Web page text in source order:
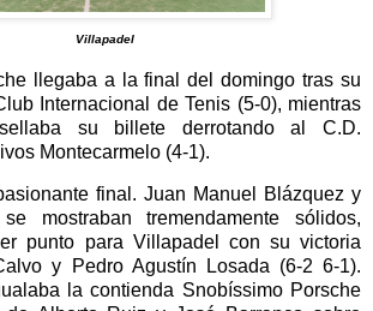
Villapadel
llegaba a la final del domingo tras su
Internacional de Tenis (5-0), mientras
su billete derrotando al C.D.
Montecarmelo (4-1).
final. Juan Manuel Blázquez y
mostraban tremendamente sólidos,
punto para Villapadel con su victoria
y Pedro Agustín Losada (6-2 6-1).
la contienda Snobíssimo Porsche